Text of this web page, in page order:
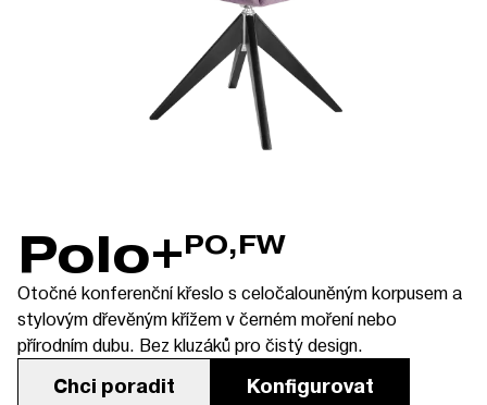
Polo+PO,FW
Otočné konferenční křeslo s celočalouněným korpusem a
stylovým dřevěným křížem v černém moření nebo
přírodním dubu. Bez kluzáků pro čistý design.
Chci poradit Konfigurovat